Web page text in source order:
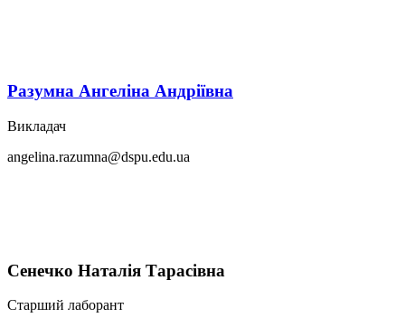
Разумна Ангеліна Андріївна
Викладач
angelina.razumna@dspu.edu.ua
Сенечко Наталія Тарасівна
Старший лаборант